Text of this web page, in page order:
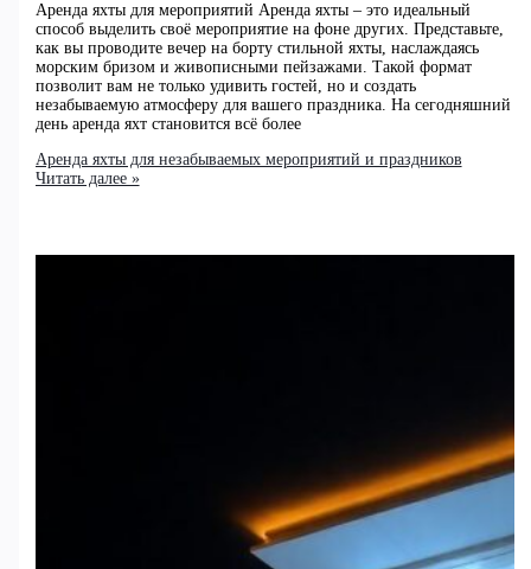
Аренда яхты для мероприятий Аренда яхты – это идеальный
способ выделить своё мероприятие на фоне других. Представьте,
как вы проводите вечер на борту стильной яхты, наслаждаясь
морским бризом и живописными пейзажами. Такой формат
позволит вам не только удивить гостей, но и создать
незабываемую атмосферу для вашего праздника. На сегодняшний
день аренда яхт становится всё более
Аренда яхты для незабываемых мероприятий и праздников
Читать далее »